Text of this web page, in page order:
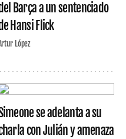
Barça a un sentenciado
Hansi Flick
López
se adelanta a su
con Julián y amenaza